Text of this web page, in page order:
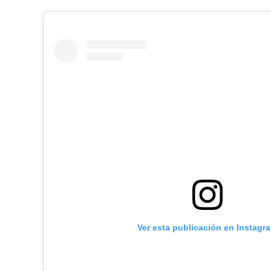
Ver esta publicación en